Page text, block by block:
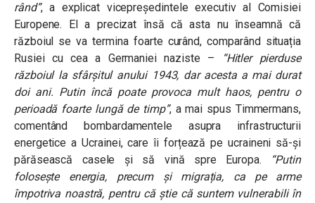
rând”, a explicat vicepreședintele executiv al Comisiei
Europene. El a precizat însă că asta nu înseamnă că
războiul se va termina foarte curând, comparând situația
Rusiei cu cea a Germaniei naziste –
“Hitler pierduse
războiul la sfârșitul anului 1943, dar acesta a mai durat
doi ani. Putin încă poate provoca mult haos, pentru o
perioadă foarte lungă de timp”, a mai spus Timmermans,
comentând bombardamentele asupra infrastructurii
energetice a Ucrainei, care îi forțează pe ucraineni să-și
părăsească casele și să vină spre Europa.
“Putin
folosește energia, precum și migrația, ca pe arme
împotriva noastră, pentru că știe că suntem vulnerabili în